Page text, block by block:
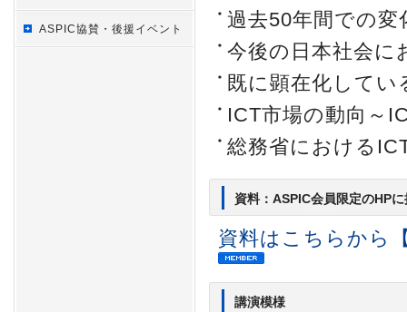
ASPIC協賛・後援イベント
過去50年間での
今後の日本社会に
既に顕在化してい
ICT市場の動向～
総務省における
資料：ASPIC会員限定のHP
資料はこちらから
講演模様